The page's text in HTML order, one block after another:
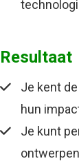
Resultaat
Je kent
hun
Je kunt